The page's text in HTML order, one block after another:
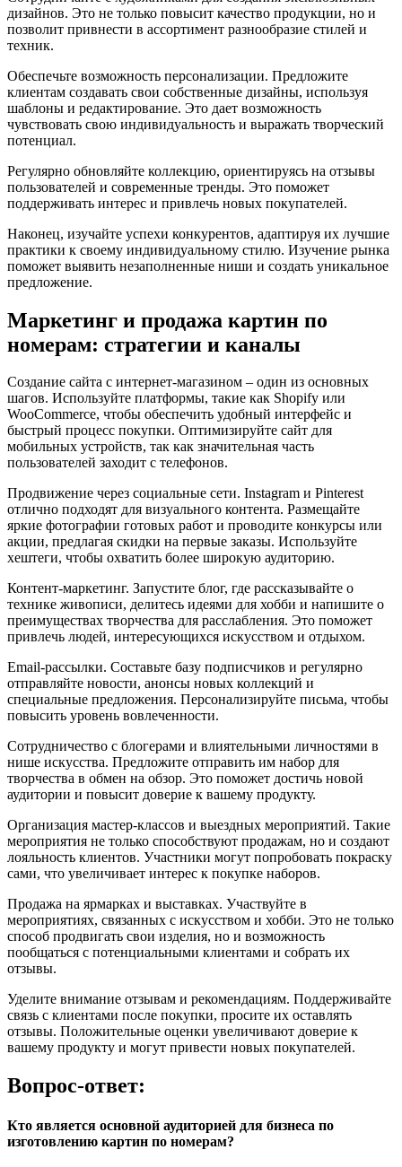
дизайнов. Это не только повысит качество продукции, но и
позволит привнести в ассортимент разнообразие стилей и
техник.
Обеспечьте возможность персонализации. Предложите
клиентам создавать свои собственные дизайны, используя
шаблоны и редактирование. Это дает возможность
чувствовать свою индивидуальность и выражать творческий
потенциал.
Регулярно обновляйте коллекцию, ориентируясь на отзывы
пользователей и современные тренды. Это поможет
поддерживать интерес и привлечь новых покупателей.
Наконец, изучайте успехи конкурентов, адаптируя их лучшие
практики к своему индивидуальному стилю. Изучение рынка
поможет выявить незаполненные ниши и создать уникальное
предложение.
Маркетинг и продажа картин по
номерам: стратегии и каналы
Создание сайта с интернет-магазином – один из основных
шагов. Используйте платформы, такие как Shopify или
WooCommerce, чтобы обеспечить удобный интерфейс и
быстрый процесс покупки. Оптимизируйте сайт для
мобильных устройств, так как значительная часть
пользователей заходит с телефонов.
Продвижение через социальные сети. Instagram и Pinterest
отлично подходят для визуального контента. Размещайте
яркие фотографии готовых работ и проводите конкурсы или
акции, предлагая скидки на первые заказы. Используйте
хештеги, чтобы охватить более широкую аудиторию.
Контент-маркетинг. Запустите блог, где рассказывайте о
технике живописи, делитесь идеями для хобби и напишите о
преимуществах творчества для расслабления. Это поможет
привлечь людей, интересующихся искусством и отдыхом.
Email-рассылки. Составьте базу подписчиков и регулярно
отправляйте новости, анонсы новых коллекций и
специальные предложения. Персонализируйте письма, чтобы
повысить уровень вовлеченности.
Сотрудничество с блогерами и влиятельными личностями в
нише искусства. Предложите отправить им набор для
творчества в обмен на обзор. Это поможет достичь новой
аудитории и повысит доверие к вашему продукту.
Организация мастер-классов и выездных мероприятий. Такие
мероприятия не только способствуют продажам, но и создают
лояльность клиентов. Участники могут попробовать покраску
сами, что увеличивает интерес к покупке наборов.
Продажа на ярмарках и выставках. Участвуйте в
мероприятиях, связанных с искусством и хобби. Это не только
способ продвигать свои изделия, но и возможность
пообщаться с потенциальными клиентами и собрать их
отзывы.
Уделите внимание отзывам и рекомендациям. Поддерживайте
связь с клиентами после покупки, просите их оставлять
отзывы. Положительные оценки увеличивают доверие к
вашему продукту и могут привести новых покупателей.
Вопрос-ответ:
Кто является основной аудиторией для бизнеса по
изготовлению картин по номерам?